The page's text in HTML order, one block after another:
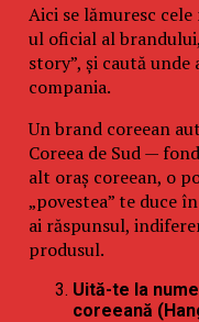
Aici se lămuresc
ul oficial al
story”, și caută
compania.
Un brand coreean
Coreea de Sud —
alt oraș coreean, o
„povestea” te duce
ai răspunsul,
produsul.
Uită-te la
coreeană